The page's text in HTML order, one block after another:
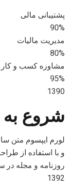
پشتیبانی مالی
90%
مدیریت مالیات
80%
مشاوره کسب و کار
95%
1390
شروع به
لورم ایپسوم متن
و با استفاده از
روزنامه و مجله
1392